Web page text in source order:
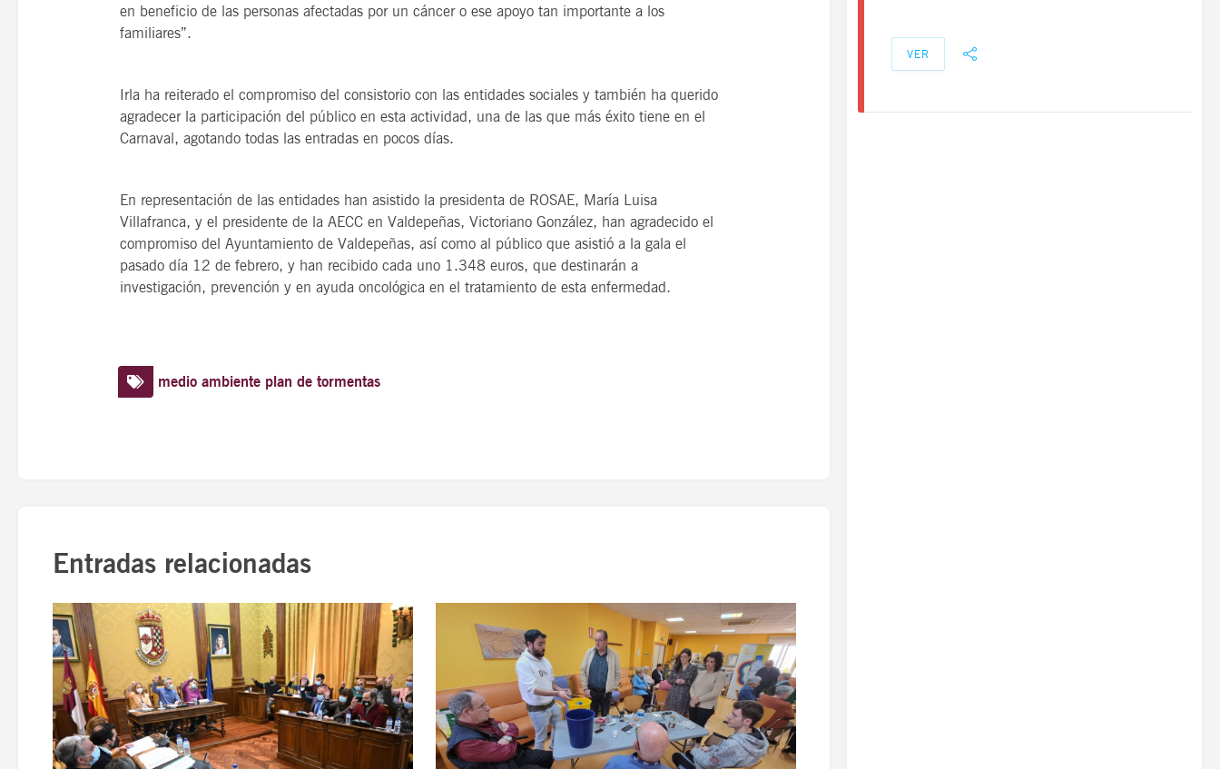
en beneficio de las personas afectadas por un cáncer o ese apoyo tan importante a los
familiares”.
Irla ha reiterado el compromiso del consistorio con las entidades sociales y también ha querido
agradecer la participación del público en esta actividad, una de las que más éxito tiene en el
Carnaval, agotando todas las entradas en pocos días.
En representación de las entidades han asistido la presidenta de ROSAE, María Luisa
Villafranca, y el presidente de la AECC en Valdepeñas, Victoriano González, han agradecido el
compromiso del Ayuntamiento de Valdepeñas, así como al público que asistió a la gala el
pasado día 12 de febrero, y han recibido cada uno 1.348 euros, que destinarán a
investigación, prevención y en ayuda oncológica en el tratamiento de esta enfermedad.
medio ambiente plan de tormentas
Entradas relacionadas
VER